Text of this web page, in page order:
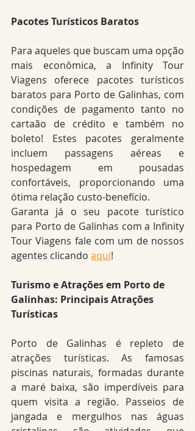
Pacotes Turísticos Baratos
Para aqueles que buscam uma opção
mais econômica, a Infinity Tour
Viagens oferece pacotes turísticos
baratos para Porto de Galinhas, com
condições de pagamento tanto no
cartaão de crédito e também no
boleto! Estes pacotes geralmente
incluem passagens aéreas e
hospedagem em pousadas
confortáveis, proporcionando uma
ótima relação custo-benefício.
Garanta já o seu pacote turístico
para Porto de Galinhas com a Infinity
Tour Viagens fale com um de nossos
agentes clicando aqui!
Turismo e Atrações em Porto de
Galinhas: Principais Atrações
Turísticas
Porto de Galinhas é repleto de
atrações turísticas. As famosas
piscinas naturais, formadas durante
a maré baixa, são imperdíveis para
quem visita a região. Passeios de
jangada e mergulhos nas águas